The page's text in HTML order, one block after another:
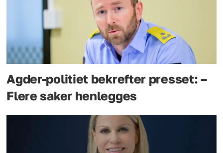
Agder-politiet bekrefter presset: –
Flere saker henlegges